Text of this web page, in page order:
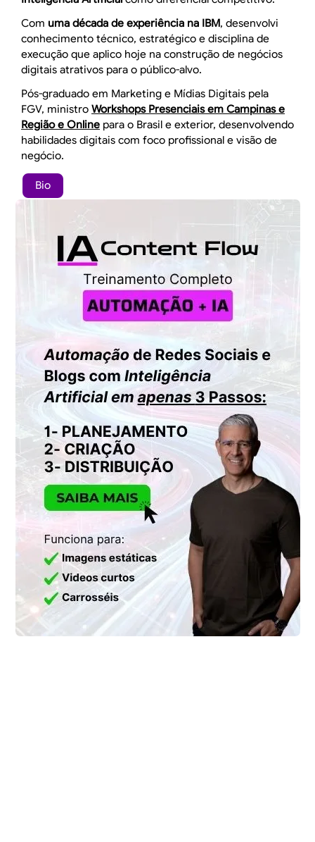
Com uma década de experiência na IBM, desenvolvi
conhecimento técnico, estratégico e disciplina de
execução que aplico hoje na construção de negócios
digitais atrativos para o público-alvo.
Pós-graduado em Marketing e Mídias Digitais pela
FGV, ministro Workshops Presenciais em Campinas e
Região e Online para o Brasil e exterior, desenvolvendo
habilidades digitais com foco profissional e visão de
negócio.
Bio